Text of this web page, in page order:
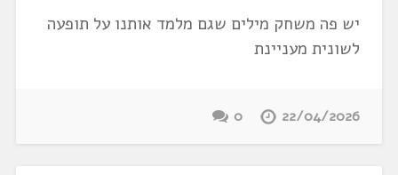
יש פה משחק מילים שגם מלמד אותנו על תופעה
לשונית מעניינת
22/04/2026
0